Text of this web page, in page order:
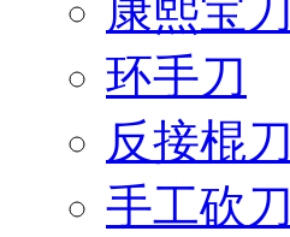
康熙宝刀
环手刀
反接棍刀
手工砍刀